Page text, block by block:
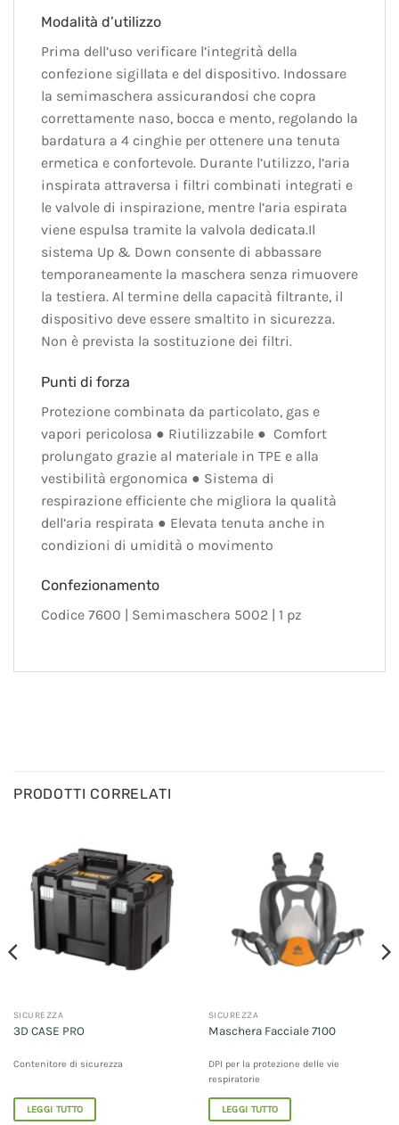
Modalità d’utilizzo
Prima dell’uso verificare l’integrità della
confezione sigillata e del dispositivo. Indossare
la semimaschera assicurandosi che copra
correttamente naso, bocca e mento, regolando la
bardatura a 4 cinghie per ottenere una tenuta
ermetica e confortevole. Durante l’utilizzo, l’aria
inspirata attraversa i filtri combinati integrati e
le valvole di inspirazione, mentre l’aria espirata
viene espulsa tramite la valvola dedicata.Il
sistema Up & Down consente di abbassare
temporaneamente la maschera senza rimuovere
la testiera. Al termine della capacità filtrante, il
dispositivo deve essere smaltito in sicurezza.
Non è prevista la sostituzione dei filtri.
Punti di forza
Protezione combinata da particolato, gas e
vapori pericolosa ● Riutilizzabile ● Comfort
prolungato grazie al materiale in TPE e alla
vestibilità ergonomica ● Sistema di
respirazione efficiente che migliora la qualità
dell’aria respirata ● Elevata tenuta anche in
condizioni di umidità o movimento
Confezionamento
Codice 7600 | Semimaschera 5002 | 1 pz
PRODOTTI CORRELATI
SICUREZZA
3D CASE PRO
Contenitore di sicurezza
LEGGI TUTTO
SICUREZZA
Maschera Facciale 7100
DPI per la protezione delle vie
respiratorie
LEGGI TUTTO